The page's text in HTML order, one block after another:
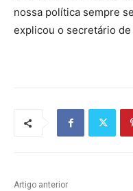
nossa política sempre
explicou o secretário
Artigo anterior